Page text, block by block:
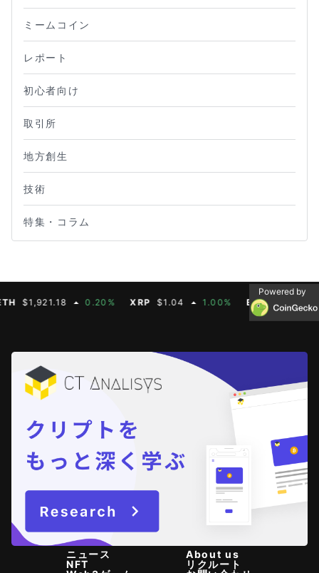
ミームコイン
レポート
初心者向け
取引所
地方創生
技術
特集・コラム
0.20% XRP $1.04 1.00% BNB $604.50
Powered by
ニュース
NFT
About us
リクルート